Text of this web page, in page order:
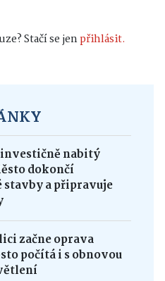
Stačí se jenpřihlásit.
nabitý
dokončí
stavby a připravuje
začne oprava
počítá i s obnovou